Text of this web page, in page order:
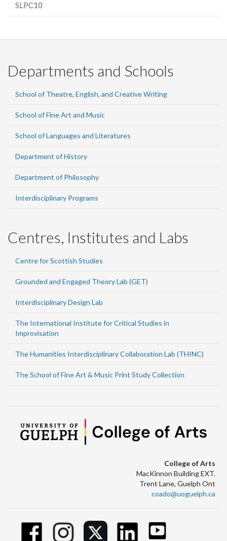
SLPC10
Departments and Schools
School of Theatre, English, and Creative Writing
School of Fine Art and Music
School of Languages and Literatures
Department of History
Department of Philosophy
Interdisciplinary Programs
Centres, Institutes and Labs
Centre for Scottish Studies
Grounded and Engaged Theory Lab (GET)
Interdisciplinary Design Lab
The International Institute for Critical Studies in
Improvisation
The Humanities Interdisciplinary Collaboration Lab (THINC)
The School of Fine Art & Music Print Study Collection
College of Arts
MacKinnon Building EXT.
Trent Lane, Guelph Ont
coado@uoguelph.ca